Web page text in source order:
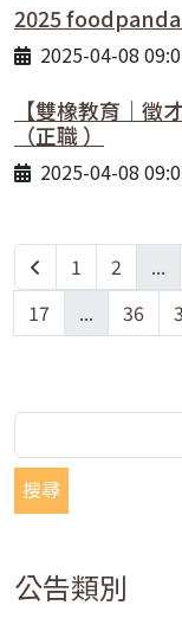
2025 foodpanda
2025-04-08
【雙橡教育｜徵
（正職 ）
2025-04-08
1 2 ...
17
... 36
搜尋
公告類別